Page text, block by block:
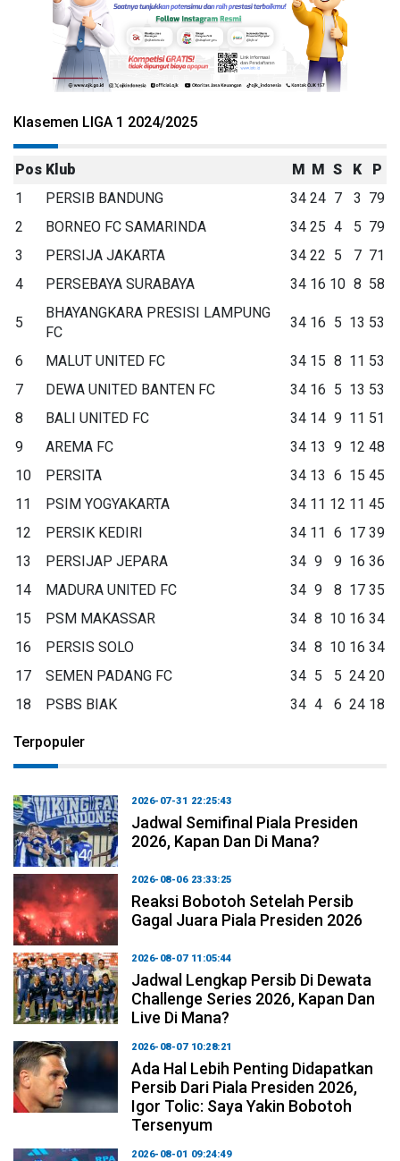
Klasemen LIGA 1 2024/2025
Pos Klub M M S K
P
1
PERSIB BANDUNG 34 24 7 3 79
2
BORNEO FC SAMARINDA 34 25 4 5 79
3
PERSIJA JAKARTA 34 22 5 7 71
4
PERSEBAYA SURABAYA 34 16 10 8 58
5
BHAYANGKARA PRESISI LAMPUNG
FC
34 16 5 13 53
6 MALUT UNITED FC 34 15 8 11 53
7
DEWA UNITED BANTEN FC 34 16 5 13 53
8
BALI UNITED FC 34 14 9 11 51
9
AREMA FC 34 13 9 12 48
10
PERSITA 34 13 6 15 45
11
PSIM YOGYAKARTA 34 11 12 11 45
12
PERSIK KEDIRI 34 11 6 17 39
13
PERSIJAP JEPARA 34 9 9 16 36
14
MADURA UNITED FC 34 9 8 17 35
15
PSM MAKASSAR 34 8 10 16 34
16
PERSIS SOLO 34 8 10 16 34
17
SEMEN PADANG FC 34 5 5 24 20
18
PSBS BIAK 34 4 6 24 18
Terpopuler
2026-07-31 22:25:43
Jadwal Semifinal Piala Presiden
2026, Kapan Dan Di Mana?
2026-08-06 23:33:25
Reaksi Bobotoh Setelah Persib
Gagal Juara Piala Presiden 2026
2026-08-07 11:05:44
Jadwal Lengkap Persib Di Dewata
Challenge Series 2026, Kapan Dan
Live Di Mana?
2026-08-07 10:28:21
Ada Hal Lebih Penting Didapatkan
Persib Dari Piala Presiden 2026,
Igor Tolic: Saya Yakin Bobotoh
Tersenyum
2026-08-01 09:24:49